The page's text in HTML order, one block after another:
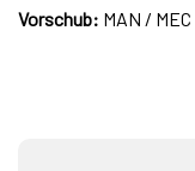
Vorschub: MAN / MEC